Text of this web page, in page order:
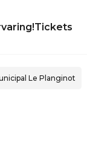
Tickets
Le Planginot